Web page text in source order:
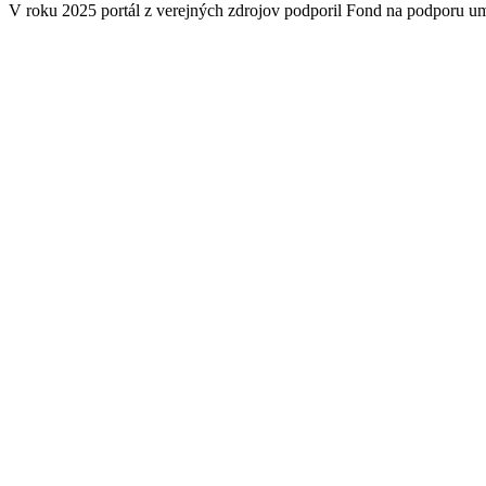
V roku 2025 portál z verejných zdrojov podporil Fond na podporu